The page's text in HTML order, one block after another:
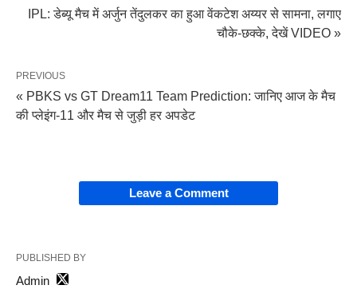
IPL: डेब्यू मैच में अर्जुन तेंदुलकर का हुआ वेंकटेश अय्यर से सामना, लगाए
चौके-छक्के, देखें VIDEO »
PREVIOUS
« PBKS vs GT Dream11 Team Prediction: जानिए आज के मैच
की प्लेइंग-11 और मैच से जुड़ी हर अपडेट
Leave a Comment
PUBLISHED BY
Admin